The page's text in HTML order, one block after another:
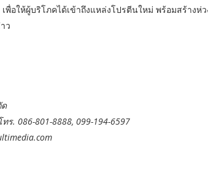
เพื่อให้ผู้บริโภคได้เข้าถึงแหล่งโปรตีนใหม่ พร้อมสร้าง
ว
ร. 086-801-8888, 099-194-6597